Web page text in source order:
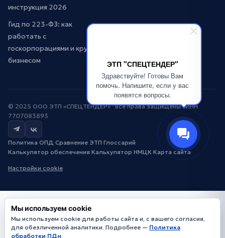
ЭТП "СПЕЦТЕНДЕР"
Здравствуйте! Готовы Вам
помочь. Напишите, если у вас
появятся вопросы.
инструкция 2026
Гид по 223-ФЗ: как
работать с
госкорпорациями и крупным
бизнесом
© 2025 ООО ЭТП «СПЕЦТЕНДЕР» · Все права защищены · ИНН
7707083893
Политика ОПД·Сравнение ЭТП·Глоссарий·
Калькулятор обеспечения·Калькулятор НМЦК·Карта сайта·
Настройки cookie
Мы используем cookie
Мы используем cookie для работы сайта и, с вашего согласия,
для обезличенной аналитики. Подробнее — Политика
обработки ПДн.